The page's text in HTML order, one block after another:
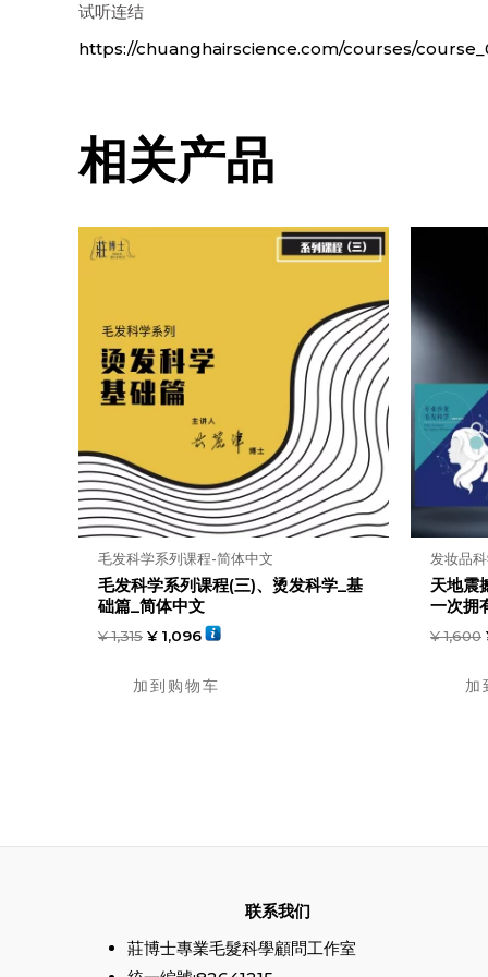
试听连结
https://chuanghairscience.com/courses/
相关产品
毛发科学系列课程-简体中文
毛发科学系列课程(三)、烫发科学_基
础篇_简体中文
¥1,315 ¥ 1,096
加到购物车
发妆品
天地震
一次拥
¥1,600
加
联系我们
莊博士專業毛髮科學顧問工作室